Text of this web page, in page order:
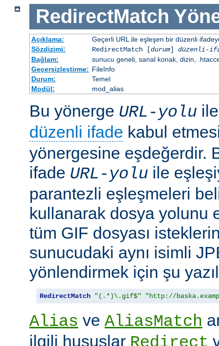
RedirectMatch
Açıklama:
Geçerli URL ile eşleşen bir düzenli
Sözdizimi:
RedirectMatch [durum] düzenli-
Bağlam:
sunucu geneli, sanal konak, dizin,
Geçersizleştirme: FileInfo
Durum:
Temel
Modül:
mod_alias
Bu yönerge URL-yolu
düzenli ifade kabul
yönergesine eşdeğerdir.
ifade URL-yolu ile
parantezli eşleşmeleri
kullanarak dosya yolunu
tüm GIF dosyası
sunucudaki aynı isimli
yönlendirmek için şu
RedirectMatch "(.*)\.gif$" "http://
Alias ve AliasMatch
ilgili hususlar